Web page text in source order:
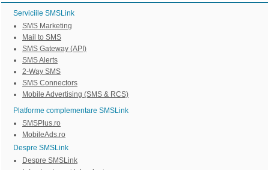
Serviciile SMSLink
SMS Marketing
Mail to SMS
SMS Gateway (API)
SMS Alerts
2-Way SMS
SMS Connectors
Mobile Advertising (SMS & RCS)
Platforme complementare SMSLink
SMSPlus.ro
MobileAds.ro
Despre SMSLink
Despre SMSLink